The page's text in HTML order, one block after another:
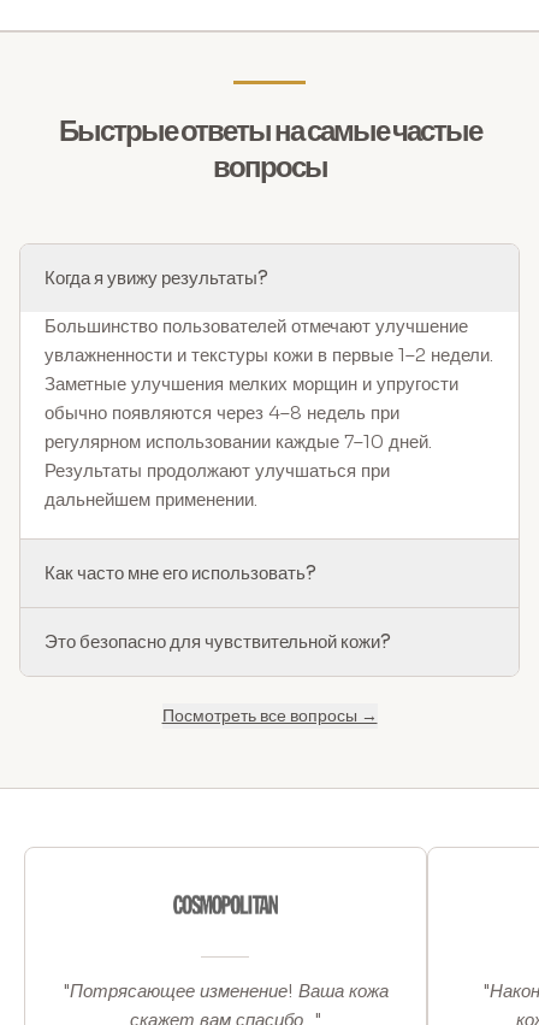
Быстрые ответы на самые частые
вопросы
Когда я увижу результаты?
Большинство пользователей отмечают улучшение
увлажненности и текстуры кожи в первые 1–2 недели.
Заметные улучшения мелких морщин и упругости
обычно появляются через 4–8 недель при
регулярном использовании каждые 7–10 дней.
Результаты продолжают улучшаться при
дальнейшем применении.
Как часто мне его использовать?
Это безопасно для чувствительной кожи?
Посмотреть все вопросы →
"Потрясающее изменение! Ваша кожа
скажет вам спасибо..."